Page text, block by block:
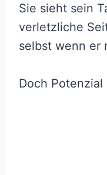
Sie sieht sein
verletzliche
selbst wenn er
Doch